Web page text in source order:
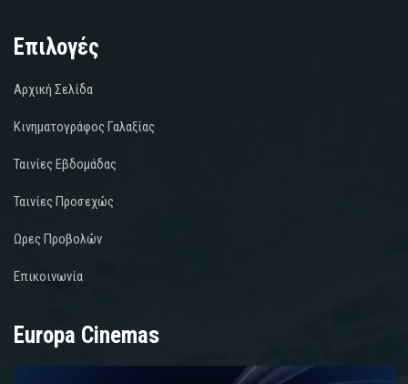
Επιλογές
Αρχική Σελίδα
Κινηματογράφος Γαλαξίας
Ταινίες Εβδομάδας
Ταινίες Προσεχώς
Ωρες Προβολών
Επικοινωνία
Europa Cinemas